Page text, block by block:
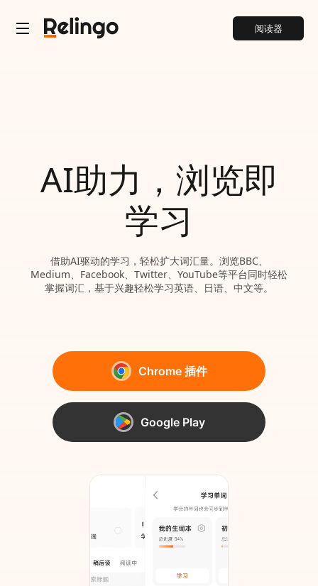
阅读器
AI助力，浏览即
学习
借助AI驱动的学习，轻松扩大词汇量。浏览BBC、
Medium、Facebook、Twitter、YouTube等平台同时轻松
掌握词汇，基于兴趣轻松学习英语、日语、中文等。
Chrome 插件
Google Play